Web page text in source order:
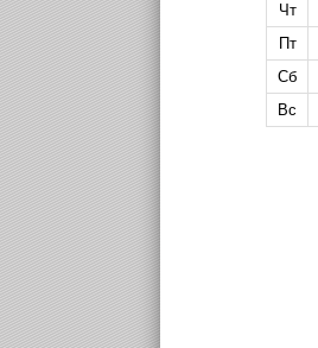
Чт
Пт
Сб
Вс